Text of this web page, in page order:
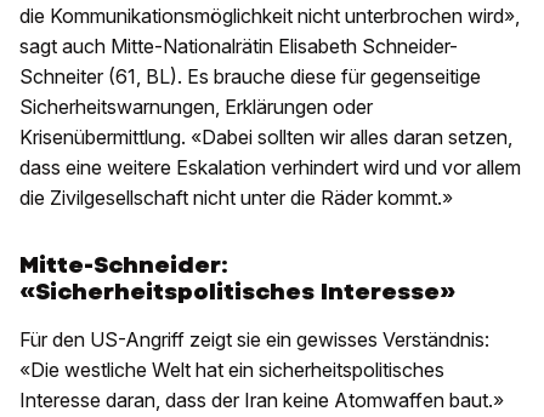
die Kommunikationsmöglichkeit nicht unterbrochen wird»,
sagt auch Mitte-Nationalrätin Elisabeth Schneider-
Schneiter (61, BL). Es brauche diese für gegenseitige
Sicherheitswarnungen, Erklärungen oder
Krisenübermittlung. «Dabei sollten wir alles daran setzen,
dass eine weitere Eskalation verhindert wird und vor allem
die Zivilgesellschaft nicht unter die Räder kommt.»
Mitte-Schneider:
«Sicherheitspolitisches Interesse»
Für den US-Angriff zeigt sie ein gewisses Verständnis:
«Die westliche Welt hat ein sicherheitspolitisches
Interesse daran, dass der Iran keine Atomwaffen baut.»